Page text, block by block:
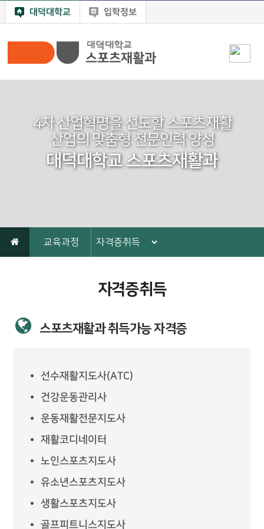
대덕대학교 입학정보
4차 산업혁명을 선도할 스포츠재활
산업의 맞춤형 전문인력 양성
대덕대학교 스포츠재활과
교육과정
자격증취득
스포츠재활과 취득가능 자격증
선수재활지도사(ATC)
건강운동관리사
운동재활전문지도사
재활코디네이터
노인스포츠지도사
유소년스포츠지도사
생활스포츠지도사
골프피트니스지도사